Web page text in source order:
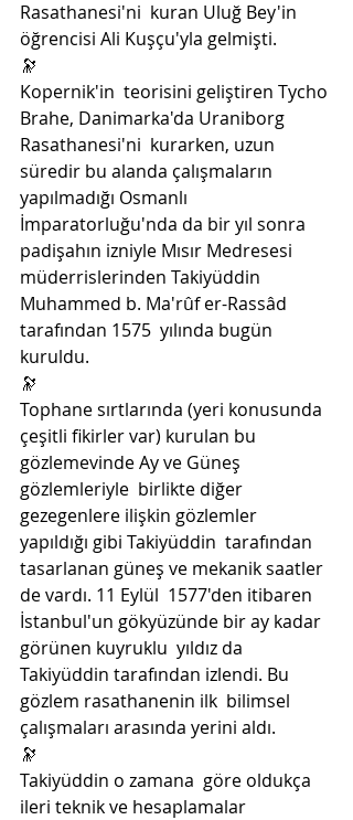
Rasathanesi'ni  kuran Uluğ Bey'in
öğrencisi Ali Kuşçu'yla gelmişti.
🔭
Kopernik'in  teorisini geliştiren Tycho
Brahe, Danimarka'da Uraniborg
Rasathanesi'ni  kurarken, uzun
süredir bu alanda çalışmaların
yapılmadığı Osmanlı
İmparatorluğu'nda da bir yıl sonra
padişahın izniyle Mısır Medresesi
müderrislerinden Takiyüddin
Muhammed b. Ma'rûf er-Rassâd
tarafından 1575  yılında bugün
kuruldu.
🔭
Tophane sırtlarında (yeri konusunda
çeşitli fikirler var) kurulan bu
gözlemevinde Ay ve Güneş
gözlemleriyle  birlikte diğer
gezegenlere ilişkin gözlemler
yapıldığı gibi Takiyüddin  tarafından
tasarlanan güneş ve mekanik saatler
de vardı. 11 Eylül  1577'den itibaren
İstanbul'un gökyüzünde bir ay kadar
görünen kuyruklu  yıldız da
Takiyüddin tarafından izlendi. Bu
gözlem rasathanenin ilk  bilimsel
çalışmaları arasında yerini aldı.
🔭
Takiyüddin o zamana  göre oldukça
ileri teknik ve hesaplamalar